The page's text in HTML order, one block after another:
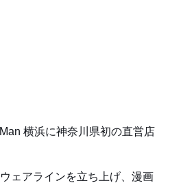
横浜に神奈川県初の直営店
ェアラインを立ち上げ、漫画